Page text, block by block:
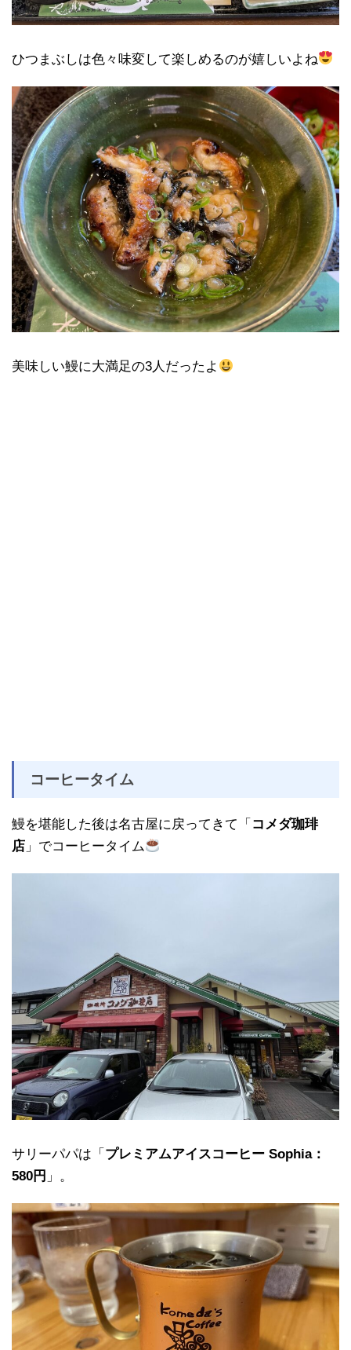
ひつまぶしは色々味変して楽しめるのが嬉しいよね
美味しい鰻に大満足の3人だったよ
コーヒータイム
鰻を堪能した後は名古屋に戻ってきて「 コメダ珈琲
店 」でコーヒータイム
サリーパパは「 プレミアムアイスコーヒー Sophia：
580円 」。